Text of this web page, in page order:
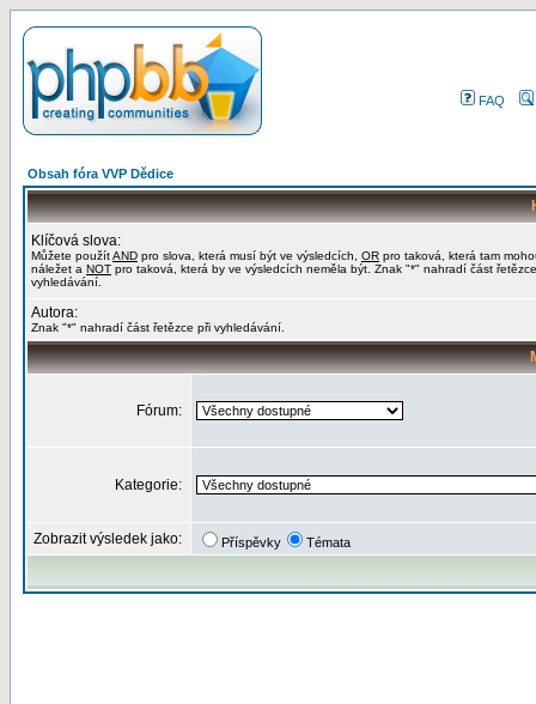
FAQ
Obsah fóra VVP Dědice
Klíčová slova:
Můžete použítAND pro slova, která musí být ve výsledcích, OR pro taková, která tam
náležet a NOT pro taková, která by ve výsledcích neměla být. Znak "*" nahradí část
vyhledávání.
Autora:
Znak "*" nahradí část řetězce při vyhledávání.
Fórum:
Kategorie:
Zobrazit výsledek jako: Příspěvky Témata